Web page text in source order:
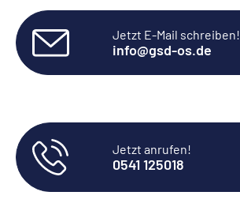
Jetzt E-Mail schreiben!
info@­gsd-os.de
Jetzt anrufen!
0541 125018